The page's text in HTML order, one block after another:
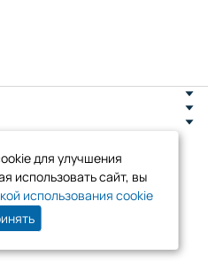
д. 8
для улучшения
использовать сайт, вы
использования cookie